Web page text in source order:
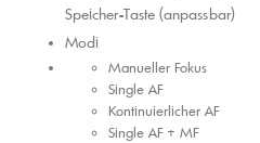
Speicher-Taste (anpassbar)
Modi
Manueller Fokus
Single AF
Kontinuierlicher AF
Single AF + MF